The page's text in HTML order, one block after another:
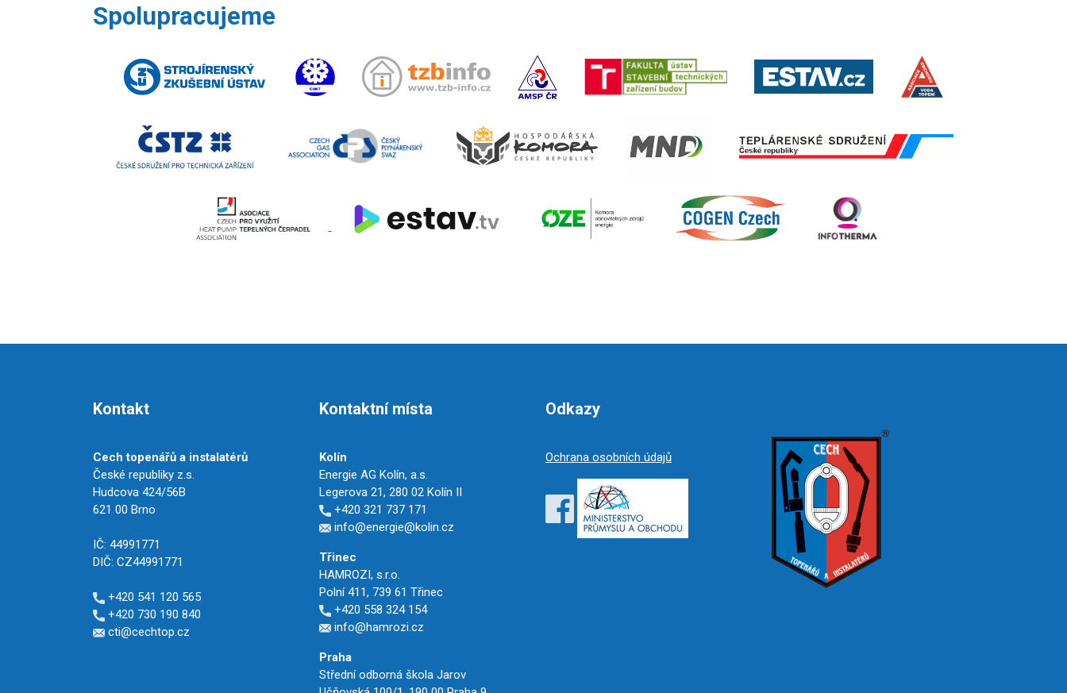
Spolupracujeme
Kontakt
Cech topenářů a instalatérů
České republiky z.s.
Hudcova 424/56B
621 00 Brno
IČ: 44991771
DIČ: CZ44991771
+420 541 120 565
+420 730 190 840
cti@cechtop.cz
Kontaktní místa
Kolín
Energie AG Kolín, a.s.
Legerova 21, 280 02 Kolín II
+420 321 737 171
info@energie@kolin.cz
Třinec
HAMROZI, s.r.o.
Polní 411, 739 61 Třinec
+420 558 324 154
info@hamrozi.cz
Praha
Střední odborná škola Jarov
Odkazy
Ochrana osobních údajů